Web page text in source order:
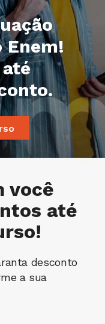
Enem!
você
até
desconto
a sua